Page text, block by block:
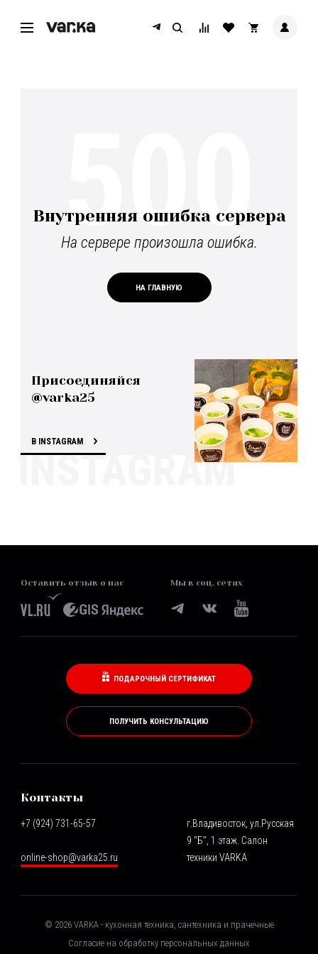
Внутренняя ошибка сервера
На сервере произошла ошибка.
НА ГЛАВНУЮ
500
Присоединяйся
@varka25
В INSTAGRAM
Оставить отзыв о нас Мы в соц. сетях
ПОДАРОЧНЫЙ СЕРТИФИКАТ
ПОЛУЧИТЬ КОНСУЛЬТАЦИЮ
Контакты
+7 (924) 731-65-57
online-shop@varka25.ru
г.Владивосток, ул.Русская
9 "Б", 1 этаж. Салон
техники VARKA
© 2026VARKA - кухонная техника, сантехника и прачечные
Согласие на обработку персональных данных